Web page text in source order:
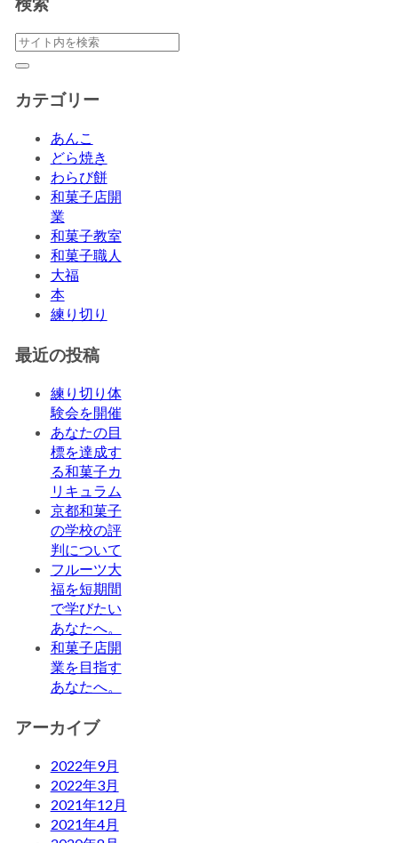
カテゴリー
あんこ
どら焼き
わらび餅
和菓子店開
業
和菓子教室
和菓子職人
大福
本
練り切り
最近の投稿
練り切り体
験会を開催
あなたの目
標を達成す
る和菓子カ
リキュラム
京都和菓子
の学校の評
判について
フルーツ大
福を短期間
で学びたい
あなたへ。
和菓子店開
業を目指す
あなたへ。
アーカイブ
2022年9月
2022年3月
2021年12月
2021年4月